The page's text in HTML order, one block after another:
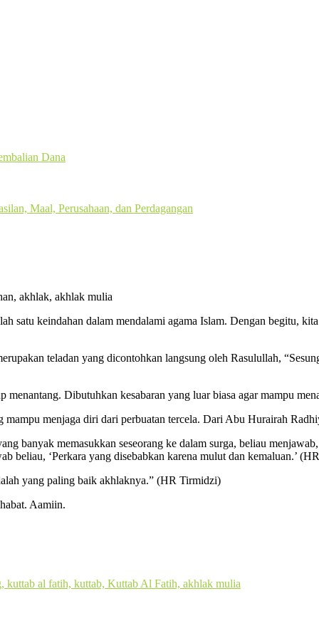
Dana
Maal, Perusahaan, dan Perdagangan
satu keindahan dalam mendalami agama Islam. Dengan begitu,
teladan yang dicontohkan langsung oleh Rasulullah,
menantang. Dibutuhkan kesabaran yang luar biasa agar mampu
menjaga diri dari perbuatan tercela. Dari Abu Hurairah
banyak memasukkan seseorang ke dalam surga, beliau
beliau, ‘Perkara yang disebabkan karena mulut dan kemaluan.’
yang paling baik akhlaknya.” (HR Tirmidzi)
Aamiin.